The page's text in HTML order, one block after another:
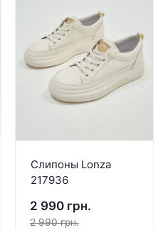
Слипоны Lonza
217936
2 990 грн.
2 990 грн.